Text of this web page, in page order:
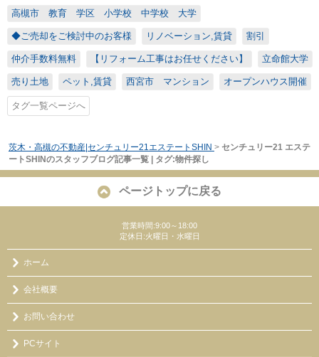
高槻市 教育 学区 小学校 中学校 大学
◆ご売却をご検討中のお客様 リノベーション,賃貸 割引
仲介手数料無料 【リフォーム工事はお任せください】 立命館大学
売り土地 ペット,賃貸 西宮市 マンション オープンハウス開催
タグ一覧ページへ
茨木・高槻の不動産|センチュリー21エステートSHIN > センチュリー21 エステ
ートSHINのスタッフブログ記事一覧 | タグ:物件探し
ページトップに戻る
営業時間:9:00～18:00
定休日:火曜日・水曜日
ホーム
会社概要
お問い合わせ
PCサイト